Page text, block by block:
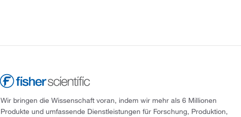
Wir bringen die Wissenschaft voran, indem wir mehr als 6 Millionen
Produkte und umfassende Dienstleistungen für Forschung, Produktion,